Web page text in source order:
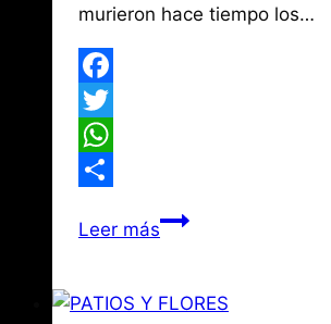
murieron hace tiempo los…
Facebook
Twitter
WhatsApp
Leer másSevilla
Nostalgia